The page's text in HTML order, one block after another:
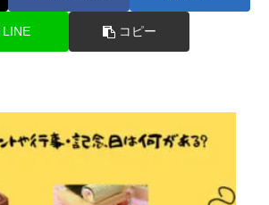
LINE コピー